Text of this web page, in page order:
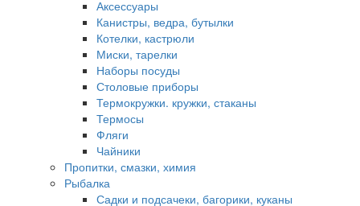
Аксессуары
Канистры, ведра, бутылки
Котелки, кастрюли
Миски, тарелки
Наборы посуды
Столовые приборы
Термокружки. кружки, стаканы
Термосы
Фляги
Чайники
Пропитки, смазки, химия
Рыбалка
Садки и подсачеки, багорики, куканы